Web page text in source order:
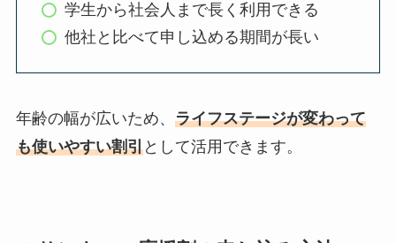
学生から社会人まで長く利用できる
他社と比べて申し込める期間が長い
年齢の幅が広いため、 ライフステージが変わって
も使いやすい割引として活用できます。